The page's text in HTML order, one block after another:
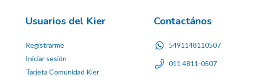
Usuarios del Kier
Registrarme
Iniciar sesión
Tarjeta Comunidad Kier
Contactános
5491148110507
011 4811-0507